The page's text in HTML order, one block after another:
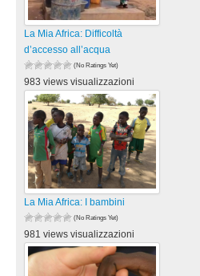
La Mia Africa: Difficoltà
d’accesso all’acqua
(No Ratings Yet)
983 views visualizzazioni
La Mia Africa: I bambini
(No Ratings Yet)
981 views visualizzazioni